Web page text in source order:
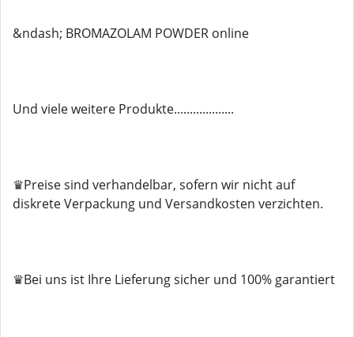
&ndash; BROMAZOLAM POWDER online
Und viele weitere Produkte...................
♛Preise sind verhandelbar, sofern wir nicht auf
diskrete Verpackung und Versandkosten verzichten.
♛Bei uns ist Ihre Lieferung sicher und 100% garantiert